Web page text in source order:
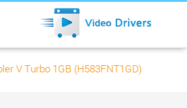
V Turbo 1GB (H583FNT1GD)